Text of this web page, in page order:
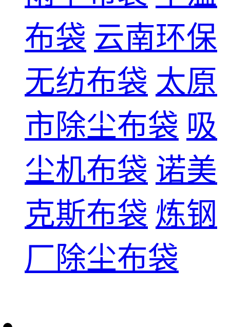
布袋 云南环保
无纺布袋 太原
市除尘布袋 吸
尘机布袋 诺美
克斯布袋 炼钢
厂除尘布袋